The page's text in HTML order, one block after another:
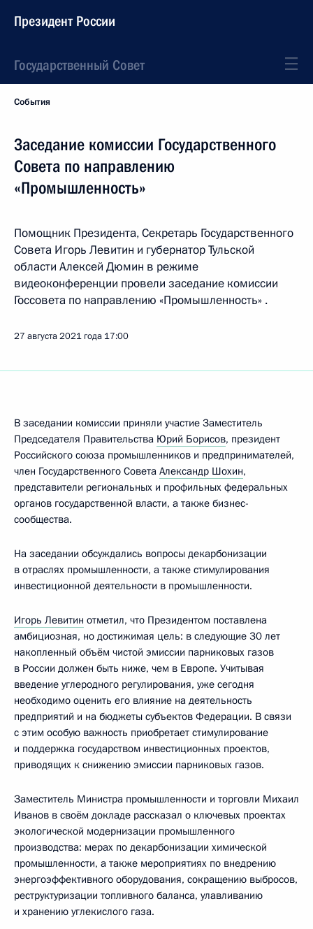
Президент России
Государственный Совет
События
Заседание комиссии Государственного
Совета по направлению
«Промышленность»
Помощник Президента, Секретарь Государственного
Совета Игорь Левитин и губернатор Тульской
области Алексей Дюмин в режиме
видеоконференции провели заседание комиссии
Госсовета по направлению «Промышленность» .
27 августа 2021 года 17:00
В заседании комиссии приняли участие Заместитель
Председателя Правительства Юрий Борисов, президент
Российского союза промышленников и предпринимателей,
член Государственного Совета Александр Шохин,
представители региональных и профильных федеральных
органов государственной власти, а также бизнес-
сообщества.
На заседании обсуждались вопросы декарбонизации
в отраслях промышленности, а также стимулирования
инвестиционной деятельности в промышленности.
Игорь Левитин отметил, что Президентом поставлена
амбициозная, но достижимая цель: в следующие 30 лет
накопленный объём чистой эмиссии парниковых газов
в России должен быть ниже, чем в Европе. Учитывая
введение углеродного регулирования, уже сегодня
необходимо оценить его влияние на деятельность
предприятий и на бюджеты субъектов Федерации. В связи
с этим особую важность приобретает стимулирование
и поддержка государством инвестиционных проектов,
приводящих к снижению эмиссии парниковых газов.
Заместитель Министра промышленности и торговли Михаил
Иванов в своём докладе рассказал о ключевых проектах
экологической модернизации промышленного
производства: мерах по декарбонизации химической
промышленности, а также мероприятиях по внедрению
энергоэффективного оборудования, сокращению выбросов,
реструктуризации топливного баланса, улавливанию
и хранению углекислого газа.